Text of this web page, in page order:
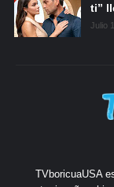
ti”
Julio
TVboricuaUSA